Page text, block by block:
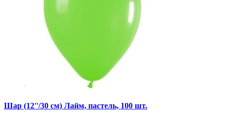
Шар (12''/30 см) Лайм, пастель, 100 шт.